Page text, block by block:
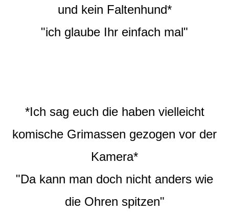
und kein Faltenhund*
"ich glaube Ihr einfach mal"
*Ich sag euch die haben vielleicht
komische Grimassen gezogen vor der
Kamera*
"Da kann man doch nicht anders wie
die Ohren spitzen"